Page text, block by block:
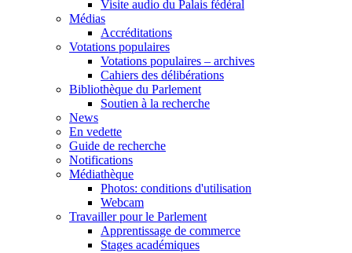
Visite audio du Palais fédéral
Médias
Accréditations
Votations populaires
Votations populaires – archives
Cahiers des délibérations
Bibliothèque du Parlement
Soutien à la recherche
News
En vedette
Guide de recherche
Notifications
Médiathèque
Photos: conditions d'utilisation
Webcam
Travailler pour le Parlement
Apprentissage de commerce
Stages académiques